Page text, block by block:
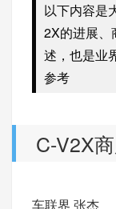
以下内容是
2X的进展、
述，也是业
参考
C-V2X
车联界 张杰